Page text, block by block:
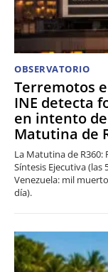
OBSERVATORIO
Terremotos
INE detecta
en intento
Matutina de
La Matutina de R360:
Síntesis Ejecutiva
Venezuela: mil
día).